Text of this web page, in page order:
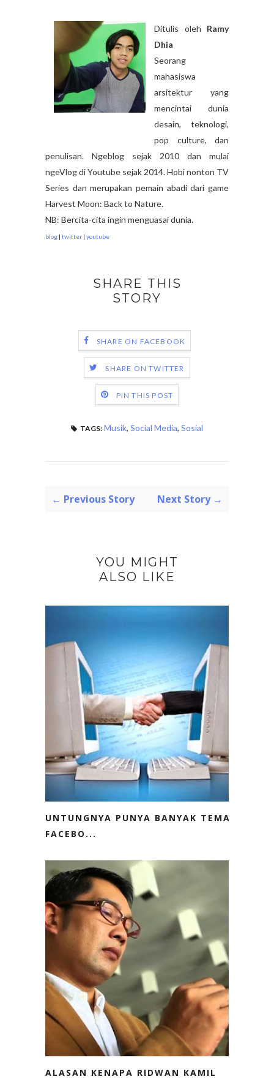
Ditulis oleh Ramy
Dhia
Seorang
mahasiswa
arsitektur yang
mencintai dunia
desain, teknologi,
pop culture, dan
penulisan. Ngeblog sejak 2010 dan mulai
ngeVlog di Youtube sejak 2014. Hobi nonton TV
Series dan merupakan pemain abadi dari game
Harvest Moon: Back to Nature.
NB: Bercita-cita ingin menguasai dunia.
blog | twitter | youtube
SHARE THIS
STORY
SHARE ON FACEBOOK
SHARE ON TWITTER
PIN THIS POST
TAGS: Musik, Social Media, Sosial
← Previous Story Next Story →
YOU MIGHT
ALSO LIKE
UNTUNGNYA PUNYA BANYAK TEMAN
FACEBO...
ALASAN KENAPA RIDWAN KAMIL